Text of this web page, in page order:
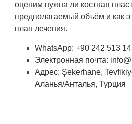
оценим нужна ли костная
предполагаемый объём и как
план лечения.
WhatsApp: +90 242 513
Электронная почта:
Адрес: Şekerhane,
Аланья/Анталья, Турция